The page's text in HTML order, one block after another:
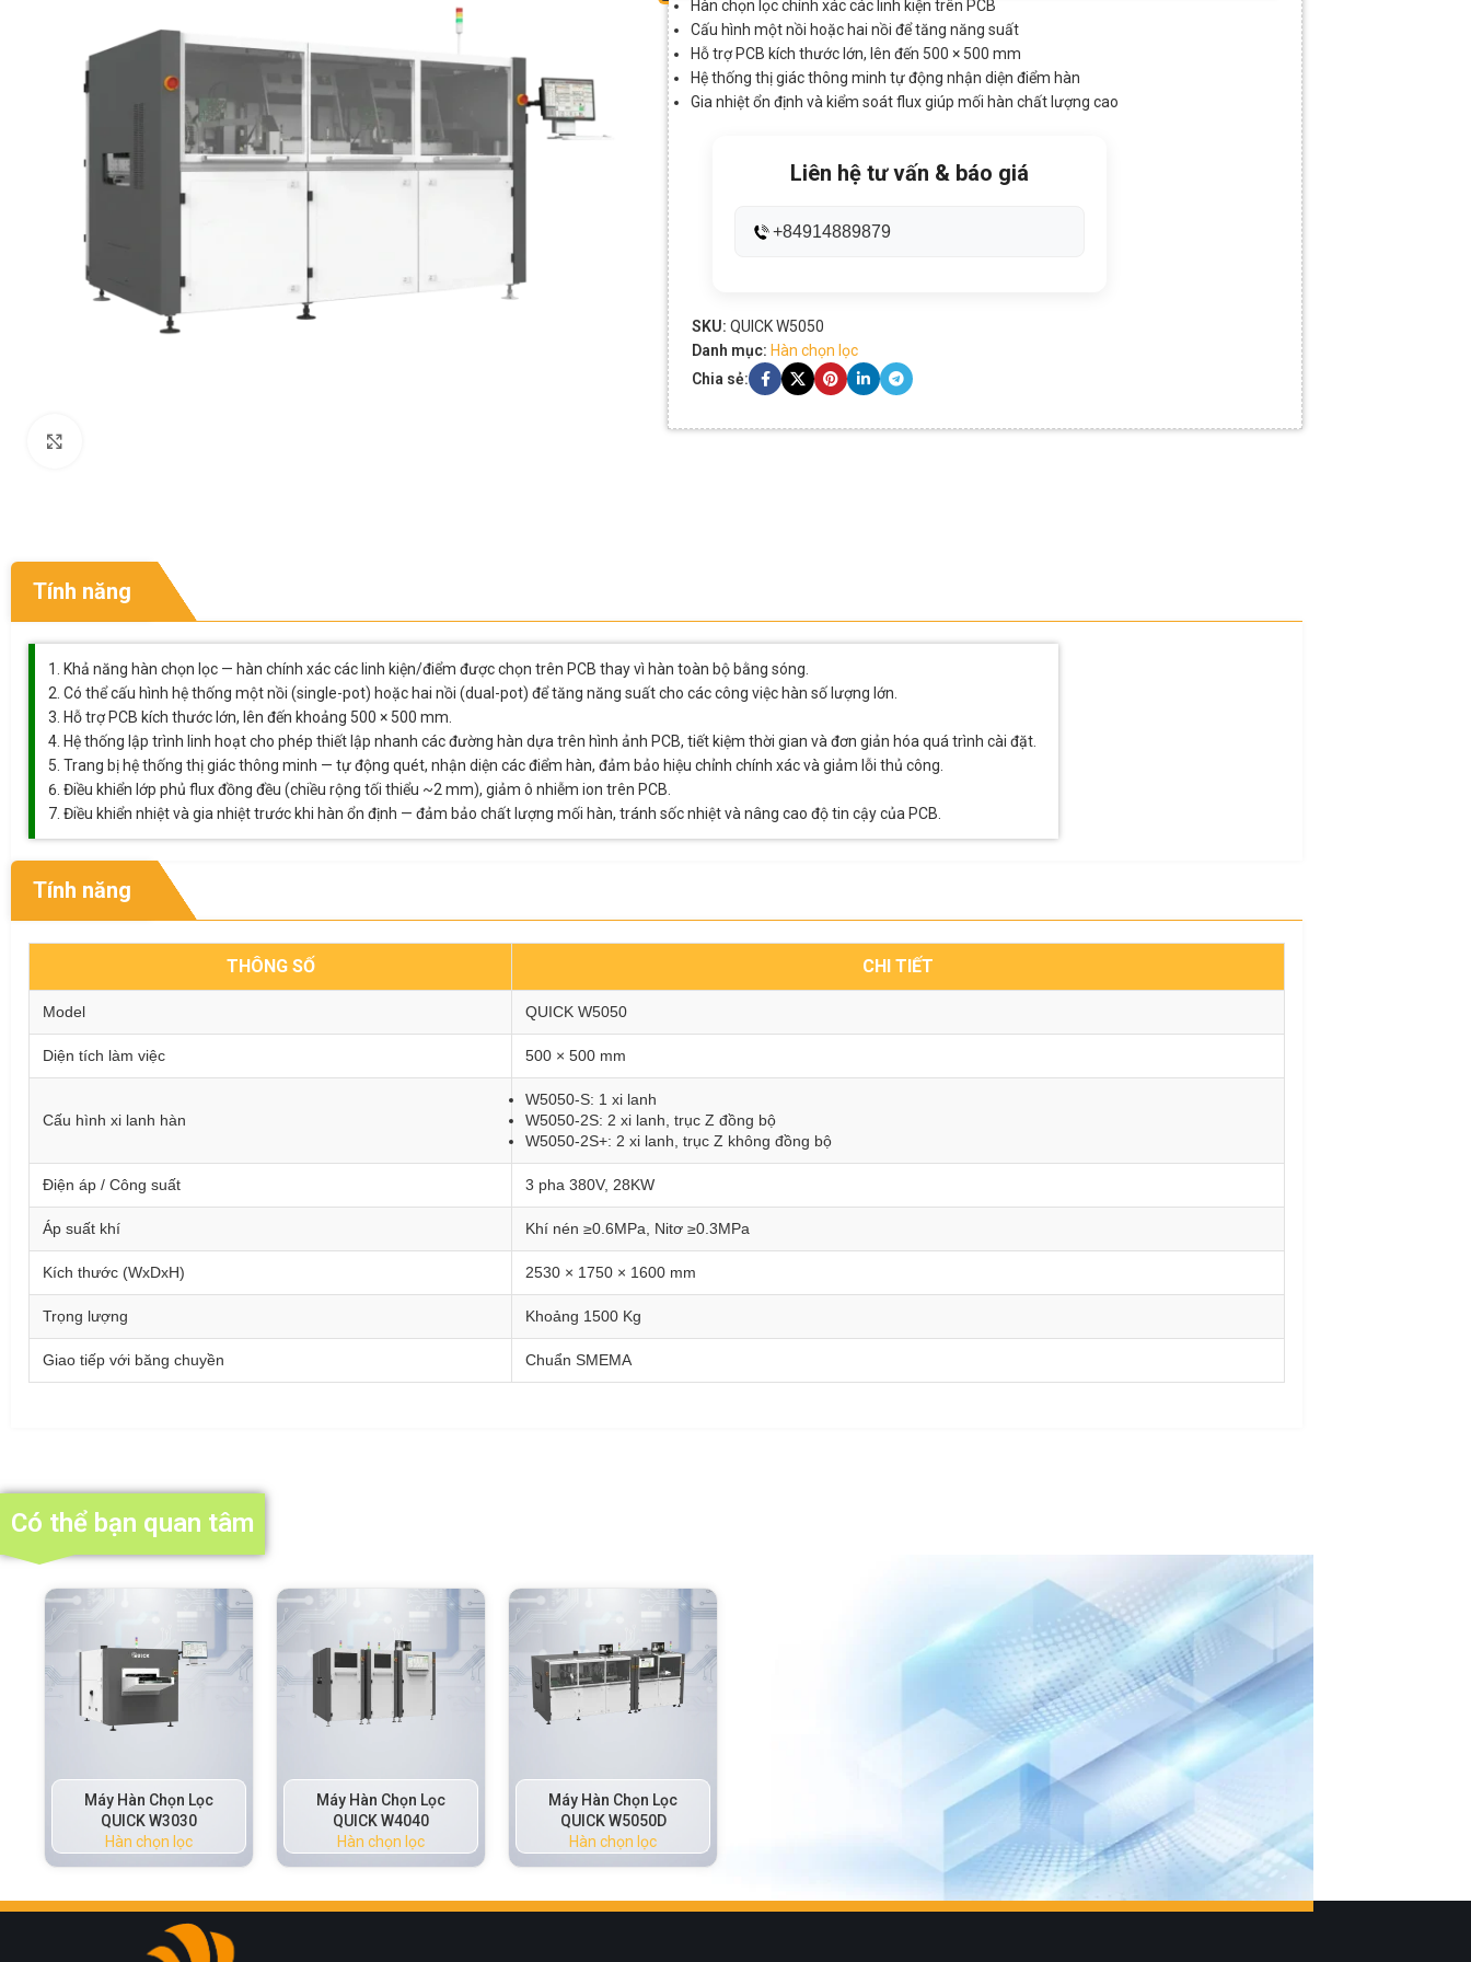
Hàn chọn lọc chính xác các linh kiện trên PCB
Cấu hình một nồi hoặc hai nồi để tăng năng suất
Hỗ trợ PCB kích thước lớn, lên đến 500 × 500 mm
Hệ thống thị giác thông minh tự động nhận diện điểm hàn
Gia nhiệt ổn định và kiểm soát flux giúp mối hàn chất lượng cao
Liên hệ tư vấn & báo giá
+84914889879
SKU: QUICK W5050
Danh mục: Hàn chọn lọc
Chia sẻ:
Tính năng
Khả năng hàn chọn lọc — hàn chính xác các linh kiện/điểm được chọn trên PCB thay vì hàn toàn bộ bằng sóng.
Có thể cấu hình hệ thống một nồi (single-pot) hoặc hai nồi (dual-pot) để tăng năng suất cho các công việc hàn số lượng lớn.
Hỗ trợ PCB kích thước lớn, lên đến khoảng 500 × 500 mm.
Hệ thống lập trình linh hoạt cho phép thiết lập nhanh các đường hàn dựa trên hình ảnh PCB, tiết kiệm thời gian và đơn giản hóa quá trình cài đặt.
Trang bị hệ thống thị giác thông minh — tự động quét, nhận diện các điểm hàn, đảm bảo hiệu chỉnh chính xác và giảm lỗi thủ công.
Điều khiển lớp phủ flux đồng đều (chiều rộng tối thiểu ~2 mm), giảm ô nhiễm ion trên PCB.
Điều khiển nhiệt và gia nhiệt trước khi hàn ổn định — đảm bảo chất lượng mối hàn, tránh sốc nhiệt và nâng cao độ tin cậy của PCB.
Tính năng
THÔNG SỐ CHI TIẾT
Model QUICK W5050
Diện tích làm việc 500 × 500 mm
Cấu hình xi lanh hàn
W5050-S: 1 xi lanh
W5050-2S: 2 xi lanh, trục Z đồng bộ
W5050-2S+: 2 xi lanh, trục Z không đồng bộ
Điện áp / Công suất 3 pha 380V, 28KW
Áp suất khí Khí nén ≥0.6MPa, Nitơ ≥0.3MPa
Kích thước (WxDxH) 2530 × 1750 × 1600 mm
Trọng lượng Khoảng 1500 Kg
Giao tiếp với băng chuyền Chuẩn SMEMA
Có thể bạn quan tâm
Máy Hàn Chọn Lọc
QUICK W3030
Hàn chọn lọc
Máy Hàn Chọn Lọc
QUICK W4040
Hàn chọn lọc
Máy Hàn Chọn Lọc
QUICK W5050D
Hàn chọn lọc